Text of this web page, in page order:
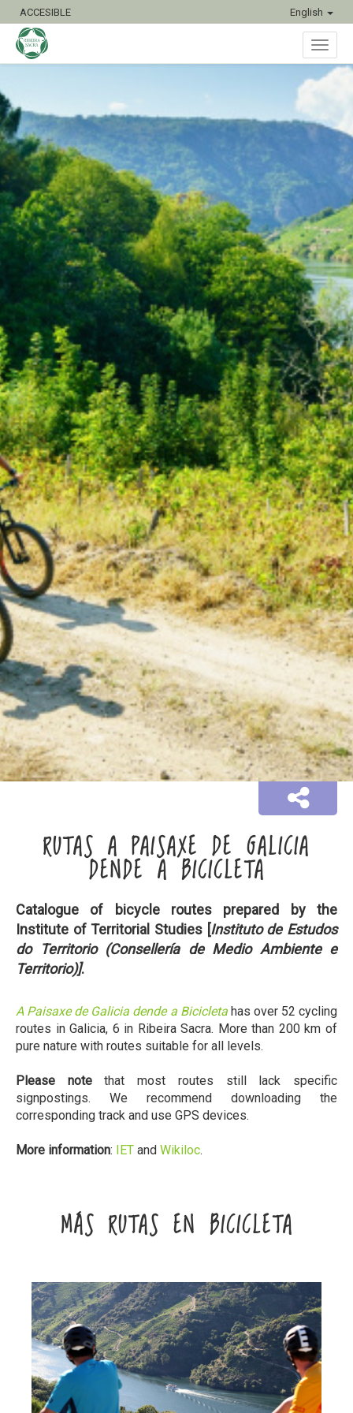
ACCESIBLE English
RUTAS A PAISAXE DE GALICIA
DENDE A BICICLETA
Catalogue of bicycle routes prepared by the
Institute of Territorial Studies [Instituto de Estudos
do Territorio (Consellería de Medio Ambiente e
Territorio)].
A Paisaxe de Galicia dende a Bicicletahas over 52 cycling
routes in Galicia, 6 in Ribeira Sacra. More than 200 km of
pure nature with routes suitable for all levels.
Please notethat most routes still lack specific
signpostings. We recommend downloading the
corresponding track and use GPS devices.
More information: IET and Wikiloc.
MÁS RUTAS EN BICICLETA